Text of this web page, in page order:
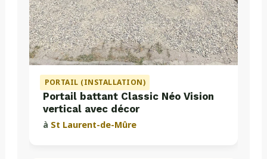
PORTAIL (INSTALLATION)
Portail battant Classic Néo Vision
vertical avec décor
à St Laurent-de-Mûre